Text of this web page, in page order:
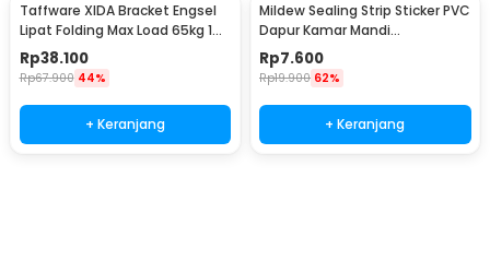
Taffware XIDA Bracket Engsel
Lipat Folding Max Load 65kg 14
Inch 2 PCS - JM007
Rp38.100
Rp67.900 44%
+ Keranjang
Mildew Sealing Strip Sticker PVC
Dapur Kamar Mandi
3.7cmx3.2M
Rp7.600
Rp19.900 62%
+ Keranjang